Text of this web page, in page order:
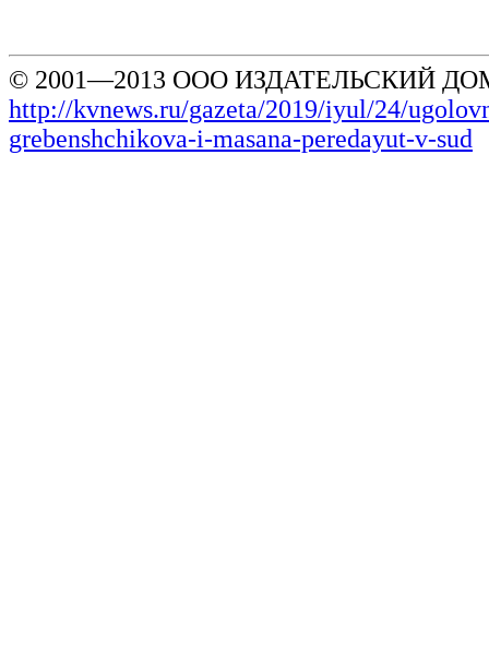
© 2001—2013 ООО ИЗДАТЕЛЬСКИЙ
http://kvnews.ru/gazeta/2019/iyul/24/
grebenshchikova-i-masana-peredayut-v-sud